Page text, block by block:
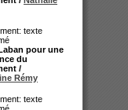
pour une
du
/
Rémy